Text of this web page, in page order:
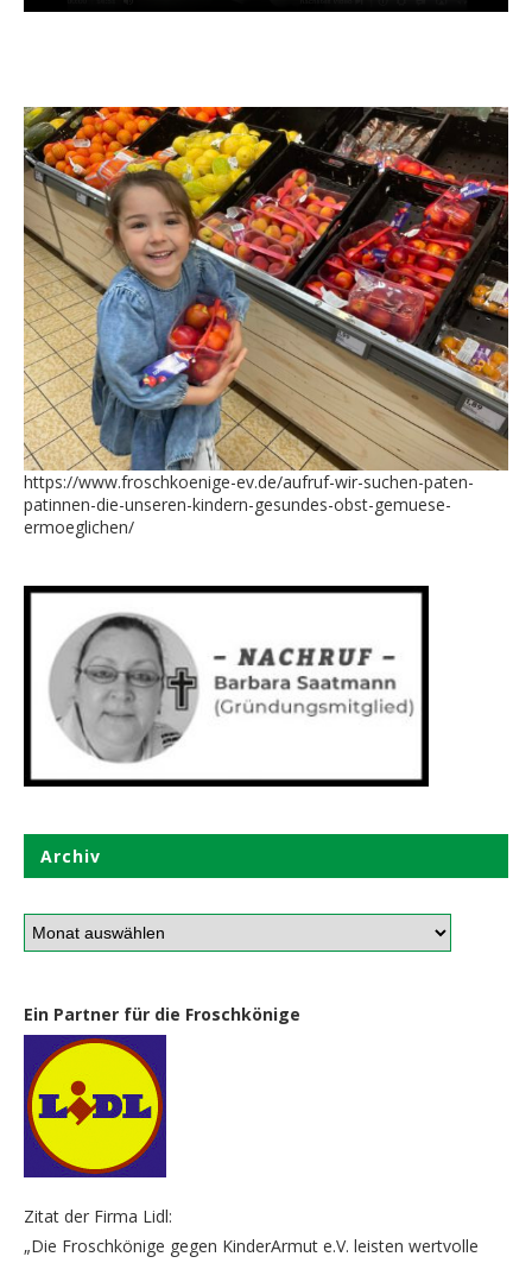
https://www.froschkoenige-ev.de/aufruf-wir-suchen-paten-
patinnen-die-unseren-kindern-gesundes-obst-gemuese-
ermoeglichen/
Archiv
Ein Partner für die Froschkönige
Zitat der Firma Lidl:
„Die Froschkönige gegen KinderArmut e.V. leisten wertvolle